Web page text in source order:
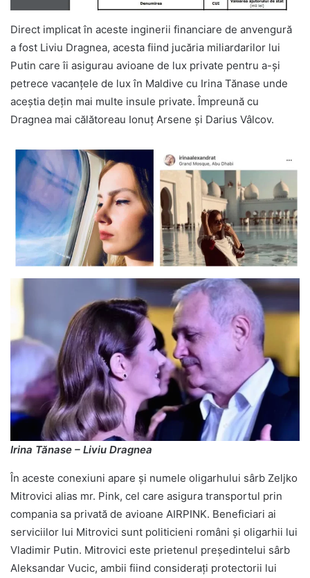
Direct implicat în aceste inginerii financiare de anvengură
a fost Liviu Dragnea, acesta fiind jucăria miliardarilor lui
Putin care îi asigurau avioane de lux private pentru a-și
petrece vacanțele de lux în Maldive cu Irina Tănase unde
aceștia dețin mai multe insule private. Împreună cu
Dragnea mai călătoreau Ionuț Arsene și Darius Vâlcov.
Irina Tănase – Liviu Dragnea
În aceste conexiuni apare și numele oligarhului sârb Zeljko
Mitrovici alias mr. Pink, cel care asigura transportul prin
compania sa privată de avioane AIRPINK. Beneficiari ai
serviciilor lui Mitrovici sunt politicieni români și oligarhii lui
Vladimir Putin. Mitrovici este prietenul președintelui sârb
Aleksandar Vucic, ambii fiind considerați protectorii lui